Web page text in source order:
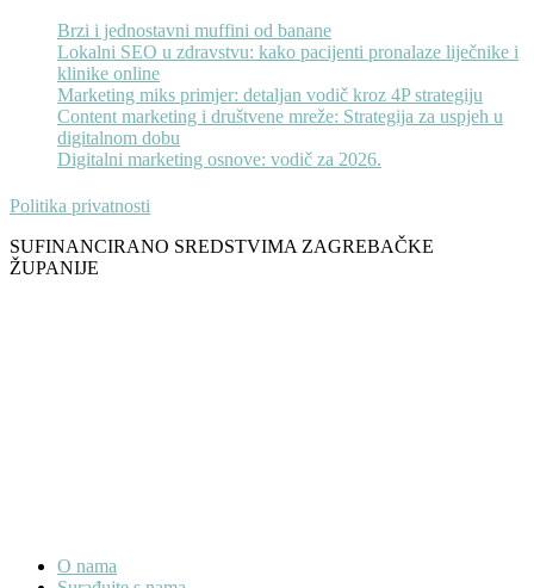
Brzi i jednostavni muffini od banane
Lokalni SEO u zdravstvu: kako pacijenti pronalaze liječnike i
klinike online
Marketing miks primjer: detaljan vodič kroz 4P strategiju
Content marketing i društvene mreže: Strategija za uspjeh u
digitalnom dobu
Digitalni marketing osnove: vodič za 2026.
Politika privatnosti
SUFINANCIRANO SREDSTVIMA ZAGREBAČKE
ŽUPANIJE
O nama